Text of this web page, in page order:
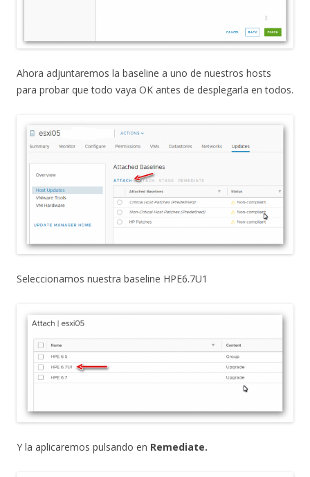
Ahora adjuntaremos la baseline a uno de nuestros hosts
para probar que todo vaya OK antes de desplegarla en todos.
Seleccionamos nuestra baseline HPE6.7U1
Y la aplicaremos pulsando en Remediate.